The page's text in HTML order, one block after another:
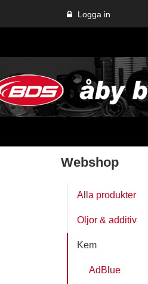
Logga in
Webshop
Alla produkter
Oljor & additiv
Kem
AdBlue